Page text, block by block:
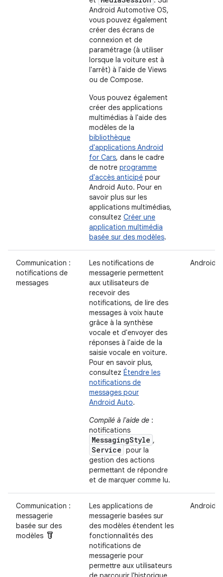
Android Automotive OS,
vous pouvez également
créer des écrans de
connexion et de
paramétrage (à utiliser
lorsque la voiture est à
l'arrêt) à l'aide de Views
ou de Compose.
Vous pouvez également
créer des applications
multimédias à l'aide des
modèles de la
bibliothèque
d'applications Android
for Cars, dans le cadre
de notre programme
d'accès anticipé pour
Android Auto. Pour en
savoir plus sur les
applications multimédias,
consultez Créer une
application multimédia
basée sur des modèles.
Communication :
notifications de
messages
Les notifications de
messagerie permettent
aux utilisateurs de
recevoir des
notifications, de lire des
messages à voix haute
grâce à la synthèse
vocale et d'envoyer des
réponses à l'aide de la
saisie vocale en voiture.
Pour en savoir plus,
consultez Étendre les
notifications de
messages pour
Android Auto.
Compilé à l'aide de :
notifications
MessagingStyle ,
Service pour la
gestion des actions
permettant de répondre
et de marquer comme lu.
Android
Communication :
messagerie
basée sur des
modèles labs
Les applications de
messagerie basées sur
des modèles étendent les
fonctionnalités des
notifications de
messagerie pour
permettre aux utilisateurs
Android